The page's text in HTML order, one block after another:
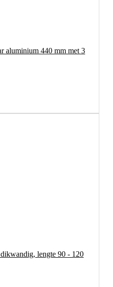
aluminium 440 mm met 3
lengte 90 - 120